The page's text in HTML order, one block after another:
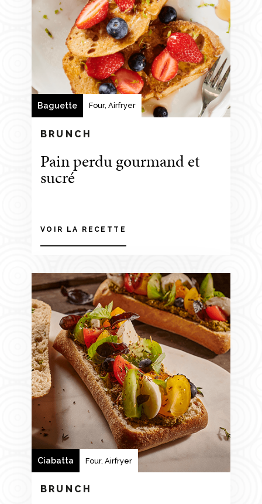
Baguette Four, Airfryer
BRUNCH
Pain perdu gourmand et
sucré
VOIR LA RECETTE
Ciabatta Four, Airfryer
BRUNCH